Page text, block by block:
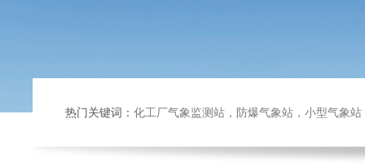
热门关键词： 化工厂气象监测站，防爆气象站，小型气象站，化